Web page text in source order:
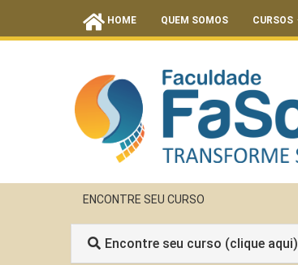
HOME QUEM SOMOS CURSOS
ENCONTRE SEU CURSO
Encontre seu curso (clique aqui)